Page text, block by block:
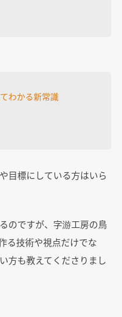
わかる新常識
目標にしている方はいら
のですが、字游工房の鳥
る技術や視点だけでな
方も教えてくださりまし